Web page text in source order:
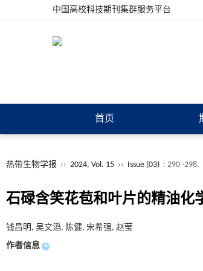
中国高校科技期刊集群服务平台
首页
热带生物学报 ›› 2024, Vol. 15 ›› Issue (03) : 290 -298.
石碌含笑花苞和叶片的精油化
钱昌明, 吴文滔, 陈健, 宋希强, 赵莹
作者信息 +